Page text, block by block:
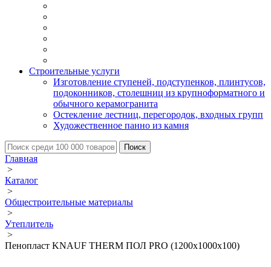
Строительные услуги
Изготовление ступеней, подступенков, плинтусов,
подоконников, столешниц из крупноформатного и
обычного керамогранита
Остекление лестниц, перегородок, входных групп
Художественное панно из камня
Главная
>
Каталог
>
Общестроительные материалы
>
Утеплитель
>
Пенопласт KNAUF THERM ПОЛ PRO (1200х1000х100)